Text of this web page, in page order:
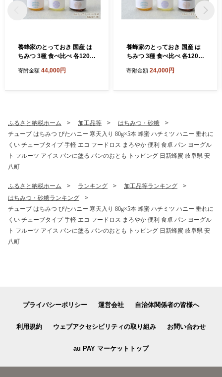
養蜂家のとっておき 国産 は
ちみつ 3種 食べ比べ 各120g
んご ヘアリーベッチ そば ハ
寄附金額 44,000円
養蜂家のとっておき 国産 は
ちみつ 3種 食べ比べ 各120g
んご ヘアリーベッチ そば ハ
寄附金額 24,000円
ふるさと納税ホーム 加工品等
はちみつ・砂糖
チューブ はちみつ ぴたハニー 寒天入り 80g×5本 蜂蜜 ハチミツ ハニー 垂れに
くい チューブタイプ 手軽 エコ フードロス まろやか 便利 食卓 パン ヨーグル
ト フルーツ アイス パンに塗る パンのおとも トッピング 日新蜂蜜 岐阜県 安
八町
ふるさと納税ホーム ランキング
加工品等ランキング
はちみつ・砂糖ランキング
チューブ はちみつ ぴたハニー 寒天入り 80g×5本 蜂蜜 ハチミツ ハニー 垂れに
くい チューブタイプ 手軽 エコ フードロス まろやか 便利 食卓 パン ヨーグル
ト フルーツ アイス パンに塗る パンのおとも トッピング 日新蜂蜜 岐阜県 安
八町
プライバシーポリシー 運営会社 自治体関係者の皆様へ
利用規約 ウェブアクセシビリティの取り組み お問い合わせ
au PAY マーケットトップ